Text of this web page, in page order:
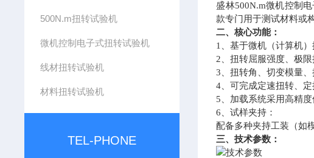
500N.m扭转试验机
微机控制电子式扭转试验机
线材扭转试验机
材料扭转试验机
TEL-PHONE
盛林500N.m微机控制
款专门用于测试材料或
二、核心功能：
1、基于微机（计算机
2、扭转屈服强度、极
3、扭转角、切变模量
4、可完成定速扭转、
5、加载系统采用高精
6、试样夹持：
配备多种夹持工装（如
三、技术参数：